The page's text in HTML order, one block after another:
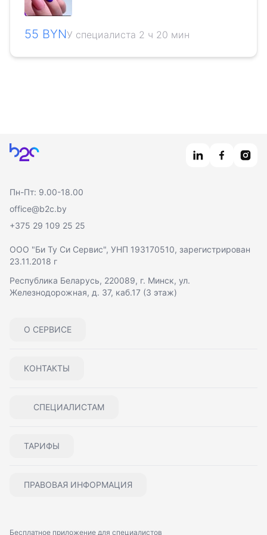
55 BYNУ специалиста 2 ч 20 мин
Главная
Пн-Пт: 9.00-18.00
office@b2c.by
+375 29 109 25 25
О СЕРВИСЕ
КОНТАКТЫ
СПЕЦИАЛИСТАМ
ТАРИФЫ
ПРАВОВАЯ ИНФОРМАЦИЯ
ООО "Би Ту Си Сервис", УНП 193170510, зарегистрирован
23.11.2018 г
Республика Беларусь, 220089, г. Минск, ул.
Железнодорожная, д. 37, каб.17 (3 этаж)
Бесплатное приложение для специалистов